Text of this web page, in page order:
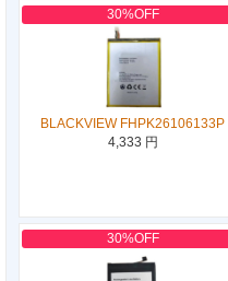
30%OFF
BLACKVIEW FHPK26106133P
4,333 円
30%OFF